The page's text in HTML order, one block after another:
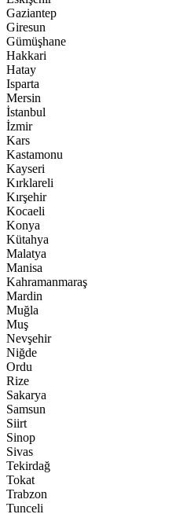
Gaziantep
Giresun
Gümüşhane
Hakkari
Hatay
Isparta
Mersin
İstanbul
İzmir
Kars
Kastamonu
Kayseri
Kırklareli
Kırşehir
Kocaeli
Konya
Kütahya
Malatya
Manisa
Kahramanmaraş
Mardin
Muğla
Muş
Nevşehir
Niğde
Ordu
Rize
Sakarya
Samsun
Siirt
Sinop
Sivas
Tekirdağ
Tokat
Trabzon
Tunceli